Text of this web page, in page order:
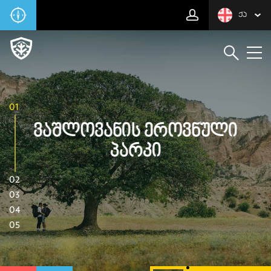
ᲥᲐ
01
02
03
04
05
Ვაშლოვანის Ეროვნული
Პარკი